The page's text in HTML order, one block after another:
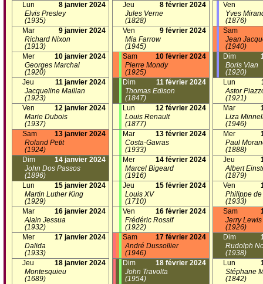
Lun
8 janvier 2024
Elvis Presley
(1935)
Mar
9 janvier 2024
Richard Nixon
(1913)
Mer
10 janvier 2024
Georges Marchal
(1920)
Jeu
11 janvier 2024
Jacqueline Maillan
(1923)
Ven
12 janvier 2024
Marie Dubois
(1937)
Sam
13 janvier 2024
Roland Petit
(1924)
Dim
14 janvier 2024
John Dos Passos
(1896)
Lun
15 janvier 2024
Martin Luther King
(1929)
Mar
16 janvier 2024
Alain Jessua
(1932)
Mer
17 janvier 2024
Dalida
(1933)
Jeu
18 janvier 2024
Montesquieu
(1689)
Jeu
8 février 2024
Jules Verne
(1828)
Ven
9 février 2024
Mia Farrow
(1945)
Sam
10 février 2024
Pierre Mondy
(1925)
Dim
11 février 2024
Thomas Edison
(1847)
Lun
12 février 2024
Louis Renault
(1877)
Mar
13 février 2024
Costa-Gavras
(1933)
Mer
14 février 2024
Marcel Bigeard
(1916)
Jeu
15 février 2024
Louis XV
(1710)
Ven
16 février 2024
Frédéric Rossif
(1922)
Sam
17 février 2024
André Dussollier
(1946)
Dim
18 février 2024
John Travolta
(1954)
Ven
Yves
(1876)
Sam
Jean
(1940)
Dim
Boris Vian
(1920)
Lun
Astor
(1921)
Mar
Liza
(1946)
Mer
Paul
(1888)
Jeu
Albert
(1879)
Ven
Philippe de
(1933)
Sam
Jerry Lewis
(1926)
Dim
Rudolph
(1938)
Lun
Stéphane
(1842)